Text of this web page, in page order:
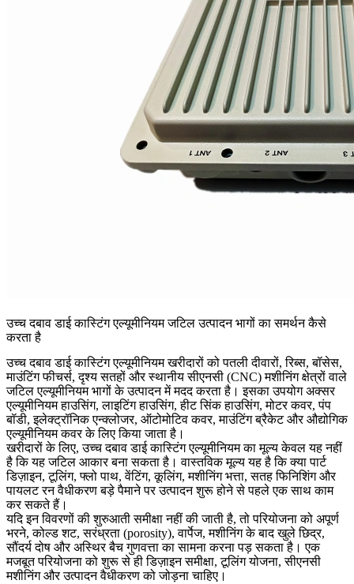
उच्च दबाव डाई कास्टिंग एल्यूमीनियम जटिल उत्पादन भागों का समर्थन कैसे
करता है
उच्च दबाव डाई कास्टिंग एल्यूमीनियमखरीदारों को पतली दीवारों, रिब्स, बॉसेस,
माउंटिंग फीचर्स, दृश्य सतहों और स्थानीय सीएनसी (CNC) मशीनिंग क्षेत्रों वाले
जटिल एल्यूमीनियम भागों के उत्पादन में मदद करता है। इसका उपयोग अक्सर
एल्यूमीनियम हाउसिंग, लाइटिंग हाउसिंग, हीट सिंक हाउसिंग, मोटर कवर, पंप
बॉडी, इलेक्ट्रॉनिक एन्क्लोजर, ऑटोमोटिव कवर, माउंटिंग ब्रैकेट और औद्योगिक
एल्यूमीनियम कवर के लिए किया जाता है।
खरीदारों के लिए, उच्च दबाव डाई कास्टिंग एल्यूमीनियम का मूल्य केवल यह नहीं
है कि यह जटिल आकार बना सकता है। वास्तविक मूल्य यह है कि क्या पार्ट
डिज़ाइन, टूलिंग, फ्लो पाथ, वेंटिंग, कूलिंग, मशीनिंग भत्ता, सतह फिनिशिंग और
पायलट रन वैधीकरण बड़े पैमाने पर उत्पादन शुरू होने से पहले एक साथ काम
कर सकते हैं।
यदि इन विवरणों की शुरुआती समीक्षा नहीं की जाती है, तो परियोजना को अपूर्ण
भरने, कोल्ड शट, सरंध्रता (porosity), वार्पेज, मशीनिंग के बाद खुले छिद्र,
सौंदर्य दोष और अस्थिर बैच गुणवत्ता का सामना करना पड़ सकता है। एक
मजबूत परियोजना को शुरू से ही डिज़ाइन समीक्षा, टूलिंग योजना, सीएनसी
मशीनिंग और उत्पादन वैधीकरण को जोड़ना चाहिए।